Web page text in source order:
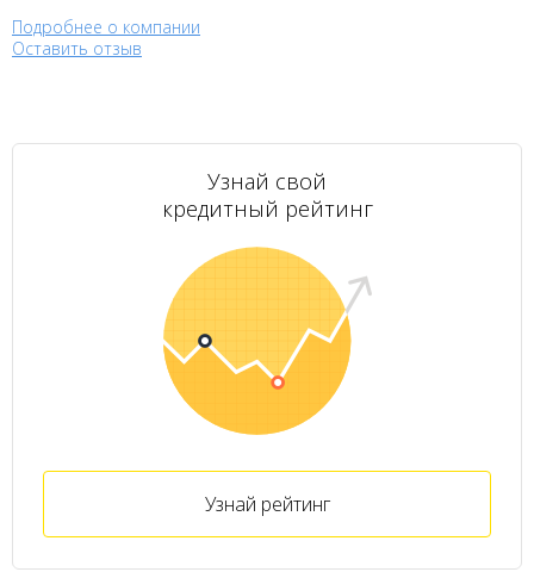
Подробнее о компании
Оставить отзыв
Узнай свой
кредитный рейтинг
Узнай рейтинг